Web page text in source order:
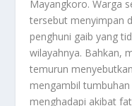
Mayangkoro. Warga
tersebut menyimpan
penghuni gaib yang
wilayahnya. Bahkan,
temurun
mengambil
menghadapi akibat